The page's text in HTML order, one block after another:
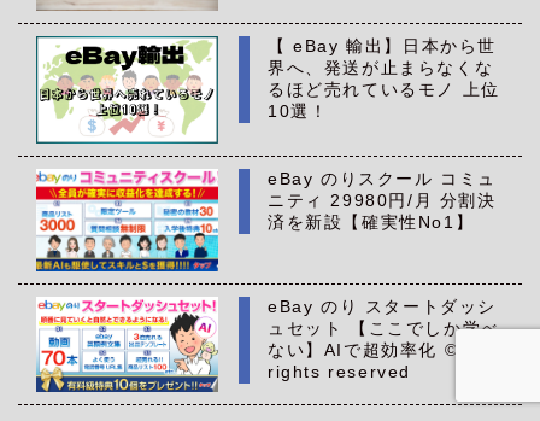
【 eBay 輸出】日本から世
界へ、発送が止まらなくな
るほど売れているモノ 上位
10選！
eBay のりスクール コミュ
ニティ 29980円/月 分割決
済を新設【確実性No1】
eBay のり スタートダッシ
ュセット 【ここでしか学べ
ない】AIで超効率化 ©All
rights reserved